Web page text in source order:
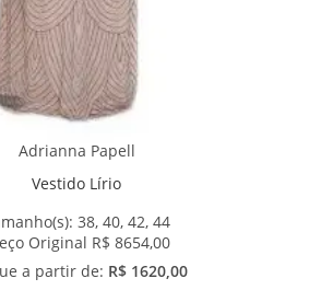
Adrianna Papell
Vestido Lírio
38, 40, 42, 44
Original R$ 8654,00
a partir de: R$ 1620,00